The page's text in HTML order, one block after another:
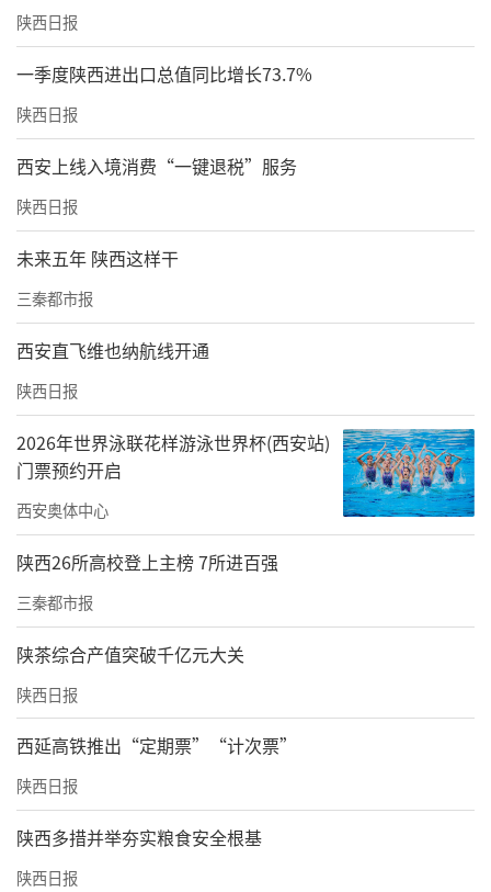
陕西日报
一季度陕西进出口总值同比增长73.7%
陕西日报
西安上线入境消费“一键退税”服务
陕西日报
未来五年 陕西这样干
三秦都市报
西安直飞维也纳航线开通
陕西日报
2026年世界泳联花样游泳世界杯(西安站)
门票预约开启
西安奥体中心
陕西26所高校登上主榜 7所进百强
三秦都市报
陕茶综合产值突破千亿元大关
陕西日报
西延高铁推出“定期票”“计次票”
陕西日报
陕西多措并举夯实粮食安全根基
陕西日报